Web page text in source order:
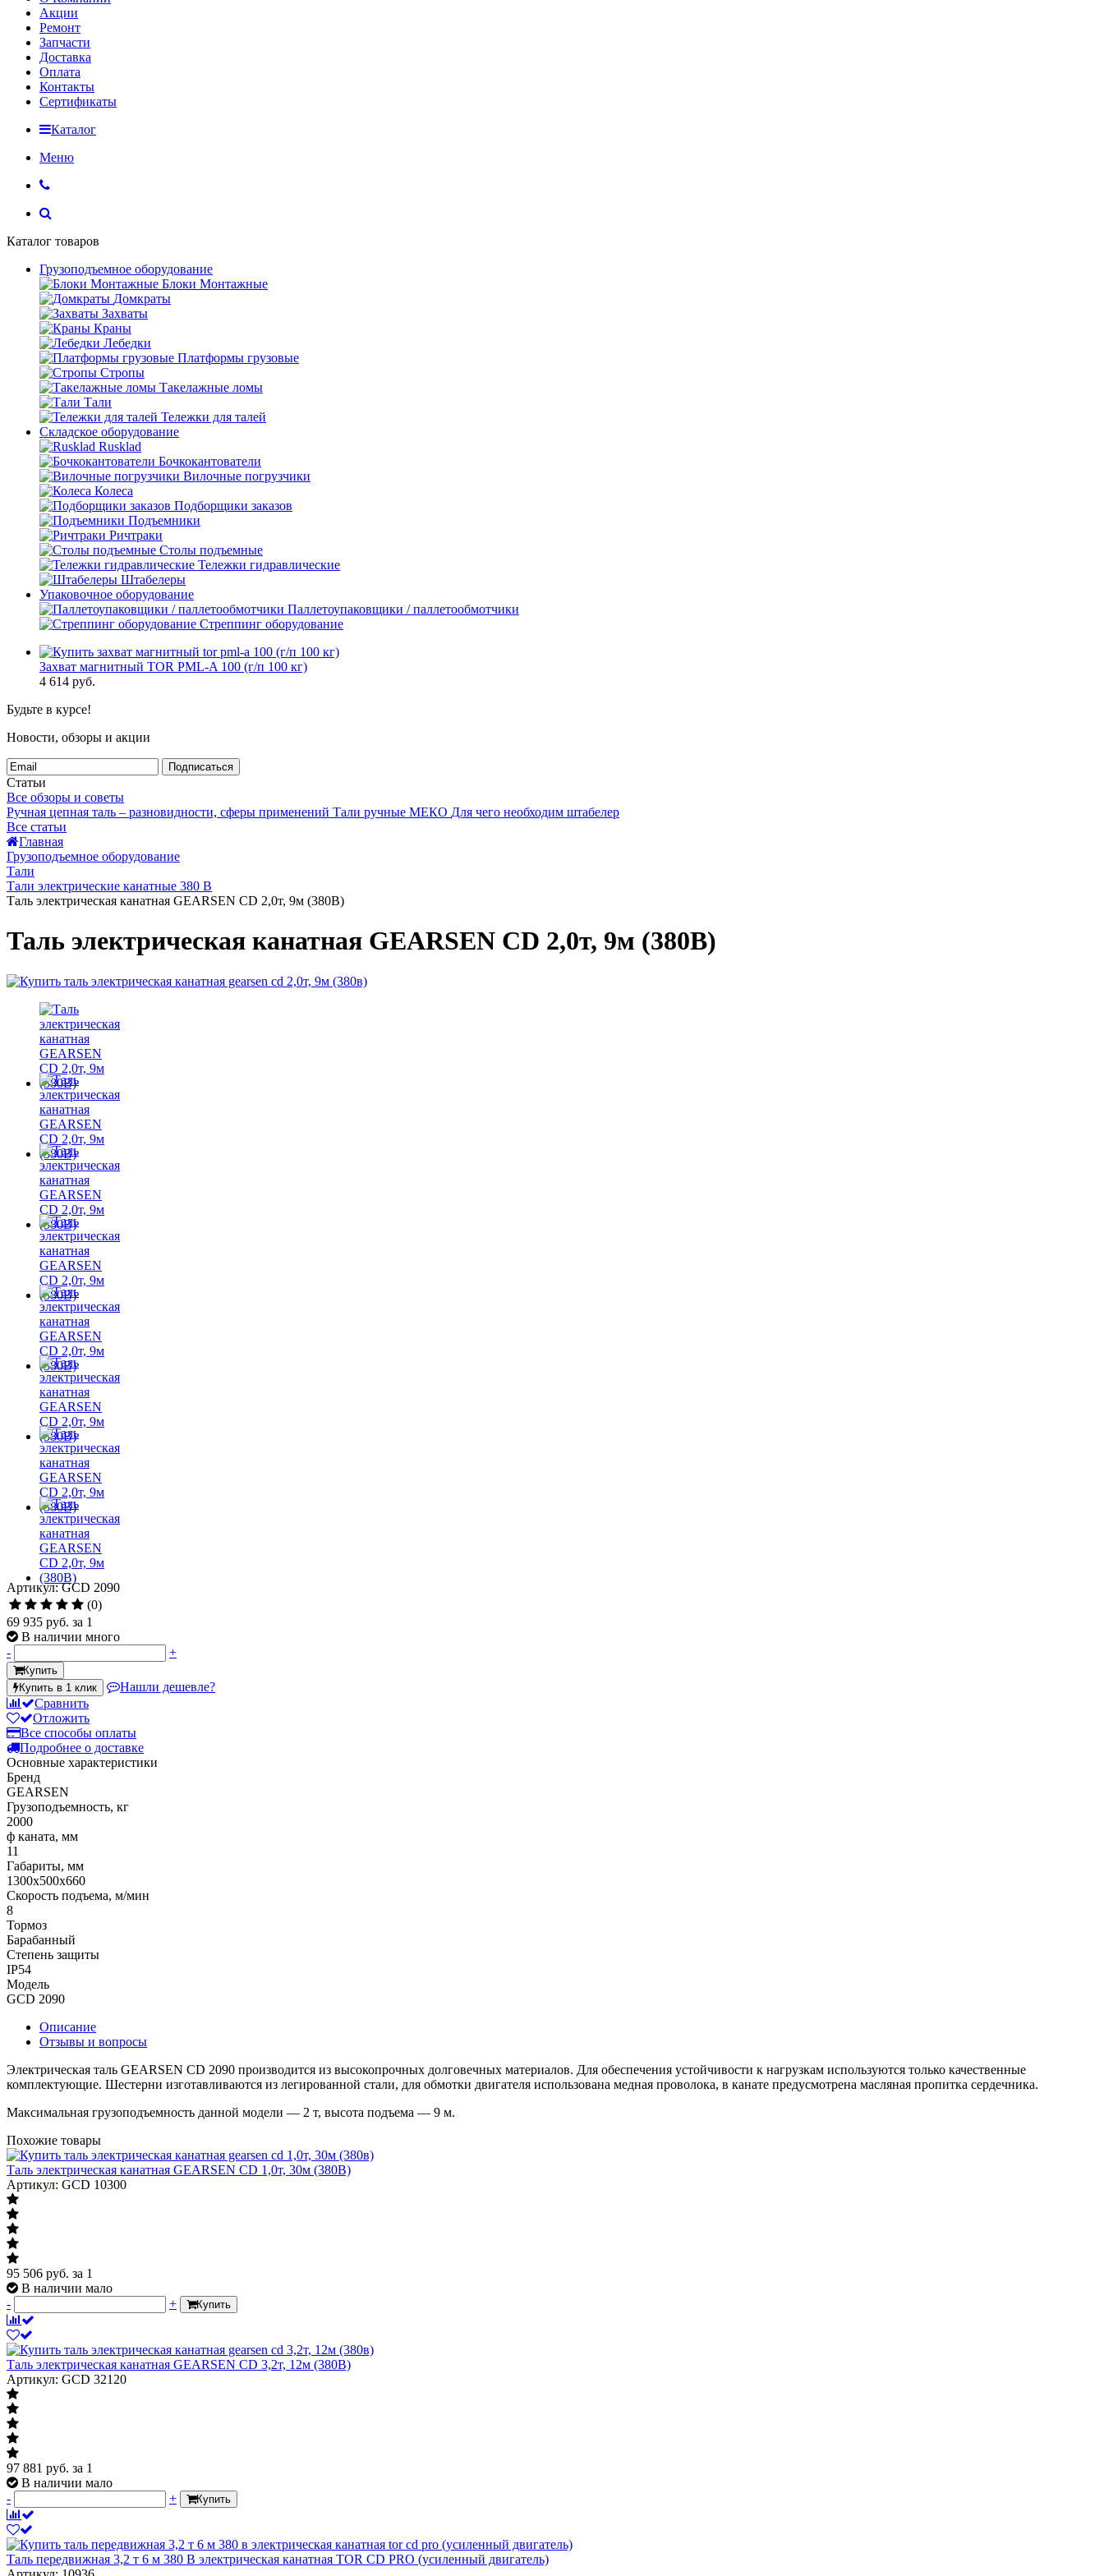
Акции
Ремонт
Запчасти
Доставка
Оплата
Контакты
Сертификаты
Каталог
Меню
Каталог товаров
Грузоподъемное оборудование
Блоки Монтажные
Домкраты
Захваты
Краны
Лебедки
Платформы грузовые
Стропы
Такелажные ломы
Тали
Тележки для талей
Складское оборудование
Rusklad
Бочкокантователи
Вилочные погрузчики
Колеса
Подборщики заказов
Подъемники
Ричтраки
Столы подъемные
Тележки гидравлические
Штабелеры
Упаковочное оборудование
Паллетоупаковщики / паллетообмотчики
Стреппинг оборудование
Захват магнитный TOR PML-A 100 (г/п 100 кг)
4 614 руб.
Будьте в курсе!
Новости, обзоры и акции
Подписаться
Статьи
Все обзоры и советы
Ручная цепная таль – разновидности, сферы применений Тали ручные МЕКО Для чего необходим штабелер
Все статьи
Главная
Грузоподъемное оборудование
Тали
Тали электрические канатные 380 В
Таль электрическая канатная GEARSEN CD 2,0т, 9м (380В)
Таль электрическая канатная GEARSEN CD 2,0т, 9м (380В)
Артикул: GCD 2090
(0)
69 935 руб. за 1
В наличии много
-
+
Купить
Купить в 1 клик
Нашли дешевле?
Сравнить
Отложить
Все способы оплаты
Подробнее о доставке
Основные характеристики
Бренд
GEARSEN
Грузоподъемность, кг
2000
ф каната, мм
11
Габариты, мм
1300x500x660
Скорость подъема, м/мин
8
Тормоз
Барабанный
Степень защиты
IP54
Модель
GCD 2090
Описание
Отзывы и вопросы
Электрическая таль GEARSEN CD 2090 производится из высокопрочных долговечных материалов. Для обеспечения устойчивости к нагрузкам используются только качественные
комплектующие. Шестерни изготавливаются из легированной стали, для обмотки двигателя использована медная проволока, в канате предусмотрена масляная пропитка сердечника.
Максимальная грузоподъемность данной модели — 2 т, высота подъема — 9 м.
Похожие товары
Таль электрическая канатная GEARSEN CD 1,0т, 30м (380В)
Артикул: GCD 10300
95 506 руб. за 1
В наличии мало
-
+ Купить
Таль электрическая канатная GEARSEN CD 3,2т, 12м (380В)
Артикул: GCD 32120
97 881 руб. за 1
В наличии мало
-
+ Купить
Таль передвижная 3,2 т 6 м 380 В электрическая канатная TOR CD PRO (усиленный двигатель)